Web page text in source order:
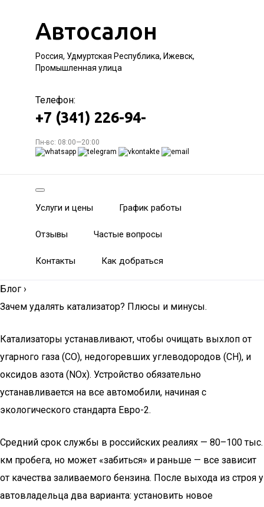
Автосалон
Россия, Удмуртская Республика, Ижевск,
Промышленная улица
Телефон:
+7 (341) 226-94-
Пн-вс: 08:00—20:00
Услуги и цены График работы
Отзывы Частые вопросы
Контакты Как добраться
Блог ›
Зачем удалять катализатор? Плюсы и минусы.
Катализаторы устанавливают, чтобы очищать выхлоп от
угарного газа (CO), недогоревших углеводородов (CH), и
оксидов азота (NOx). Устройство обязательно
устанавливается на все автомобили, начиная с
экологического стандарта Евро-2.
Средний срок службы в российских реалиях — 80–100 тыс.
км пробега, но может «забиться» и раньше — все зависит
от качества заливаемого бензина. После выхода из строя у
автовладельца два варианта: установить новое